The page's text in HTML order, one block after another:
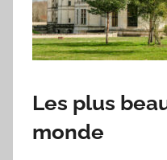
Les plus
monde